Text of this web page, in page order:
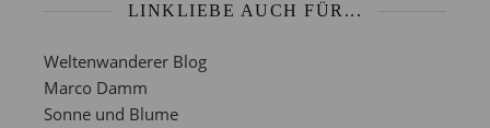
LINKLIEBE AUCH FÜR...
Weltenwanderer Blog
Marco Damm
Sonne und Blume